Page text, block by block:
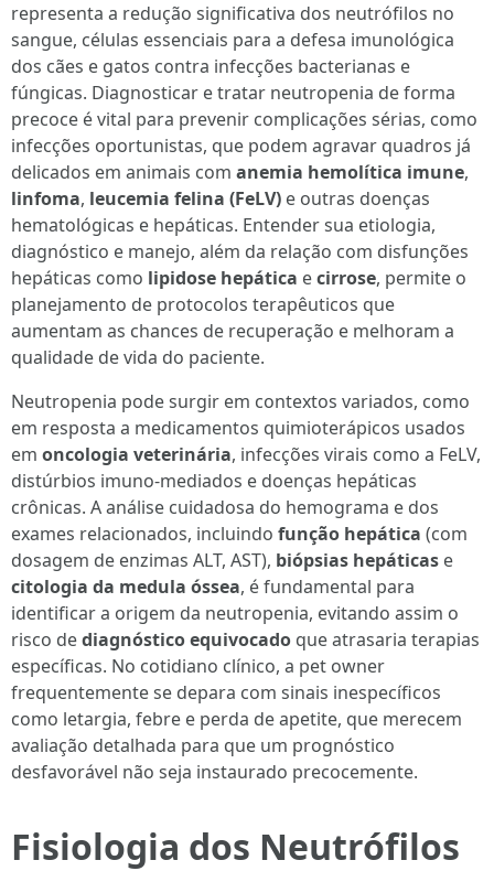
representa a redução significativa dos neutrófilos no
sangue, células essenciais para a defesa imunológica
dos cães e gatos contra infecções bacterianas e
fúngicas. Diagnosticar e tratar neutropenia de forma
precoce é vital para prevenir complicações sérias, como
infecções oportunistas, que podem agravar quadros já
delicados em animais com anemia hemolítica imune,
linfoma, leucemia felina (FeLV) e outras doenças
hematológicas e hepáticas. Entender sua etiologia,
diagnóstico e manejo, além da relação com disfunções
hepáticas como lipidose hepática ecirrose, permite o
planejamento de protocolos terapêuticos que
aumentam as chances de recuperação e melhoram a
qualidade de vida do paciente.
Neutropenia pode surgir em contextos variados, como
em resposta a medicamentos quimioterápicos usados
em oncologia veterinária, infecções virais como a FeLV,
distúrbios imuno-mediados e doenças hepáticas
crônicas. A análise cuidadosa do hemograma e dos
exames relacionados, incluindo função hepática (com
dosagem de enzimas ALT, AST), biópsias hepáticas e
citologia da medula óssea, é fundamental para
identificar a origem da neutropenia, evitando assim o
risco dediagnóstico equivocado que atrasaria terapias
específicas. No cotidiano clínico, a pet owner
frequentemente se depara com sinais inespecíficos
como letargia, febre e perda de apetite, que merecem
avaliação detalhada para que um prognóstico
desfavorável não seja instaurado precocemente.
Fisiologia dos Neutrófilos